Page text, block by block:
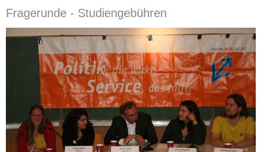
Fragerunde - Studiengebühren